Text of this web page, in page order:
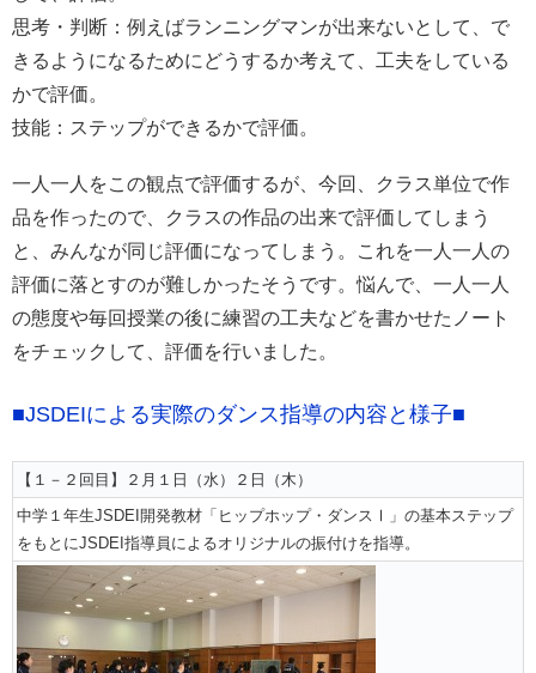
思考・判断：例えばランニングマンが出来ないとして、で
きるようになるためにどうするか考えて、工夫をしている
かで評価。
技能：ステップができるかで評価。
一人一人をこの観点で評価するが、今回、クラス単位で作
品を作ったので、クラスの作品の出来で評価してしまう
と、みんなが同じ評価になってしまう。これを一人一人の
評価に落とすのが難しかったそうです。悩んで、一人一人
の態度や毎回授業の後に練習の工夫などを書かせたノート
をチェックして、評価を行いました。
■JSDEIによる実際のダンス指導の内容と様子■
【１－２回目】２月１日（水）２日（木）
中学１年生JSDEI開発教材「ヒップホップ・ダンスⅠ」の基本ステップ
をもとにJSDEI指導員によるオリジナルの振付けを指導。